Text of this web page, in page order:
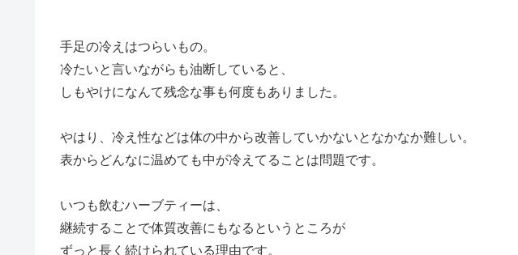
手足の冷えはつらいもの。
冷たいと言いながらも油断していると、
しもやけになんて残念な事も何度もありました。
やはり、冷え性などは体の中から改善していかないとなかなか難しい。
表からどんなに温めても中が冷えてることは問題です。
いつも飲むハーブティーは、
継続することで体質改善にもなるというところが
ずっと長く続けられている理由です。